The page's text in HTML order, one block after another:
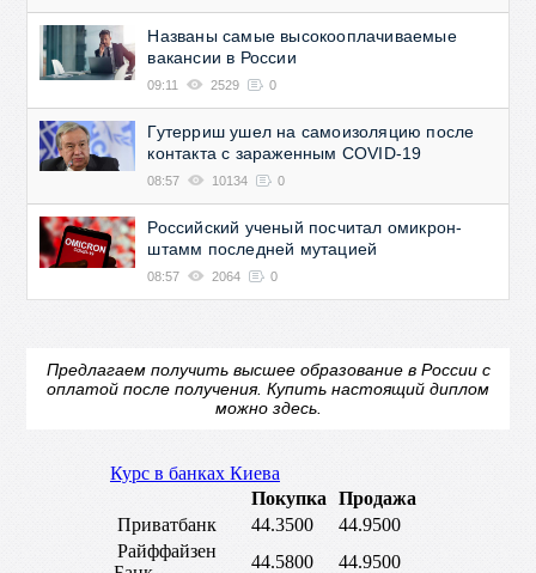
Названы самые высокооплачиваемые
вакансии в России
09:11 2529 0
Гутерриш ушел на самоизоляцию после
контакта с зараженным COVID-19
08:57 10134 0
Российский ученый посчитал омикрон-
штамм последней мутацией
08:57 2064 0
Предлагаем получить высшее образование в России с
оплатой после получения. Купить настоящий диплом
можно здесь.